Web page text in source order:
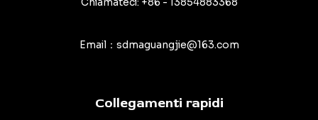
Chiamateci: +86 - 13854883368
Email：sdmaguangjie@163.com
Collegamenti rapidi